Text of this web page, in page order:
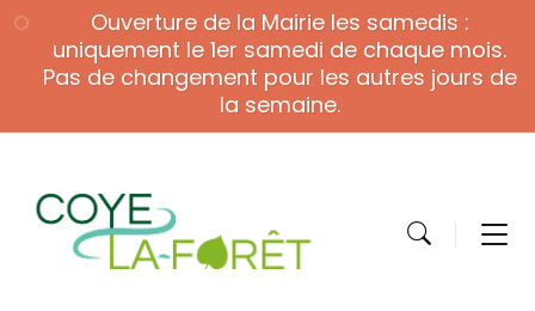
to
content
to
navigation
to
footer
Ouverture de la Mairie les samedis :
uniquement le 1er samedi de chaque mois.
Pas de changement pour les autres jours de
la semaine.